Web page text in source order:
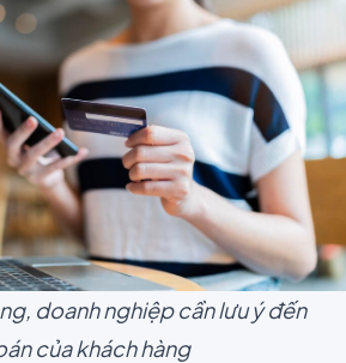
doanh nghiệp cần lưu ý đến
của khách hàng